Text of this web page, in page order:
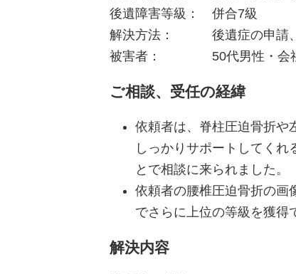
後遺障害等級： 併合7級
解決方法： 後遺症の申請
被害者： 50代男性・会
ご相談、受任の経緯
依頼者は、脊柱圧迫骨折や
しっかりサポートしてく
とで相談に来られました。
依頼者の腰椎圧迫骨折の画
でさらに上位の等級を獲得
解決内容